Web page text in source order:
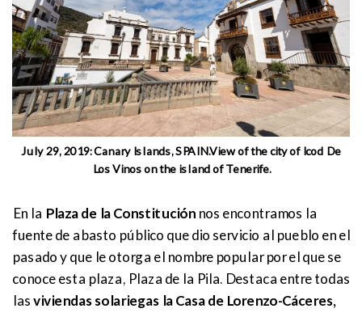
July 29, 2019: Canary Islands, SPAIN.View of the city of Icod De
Los Vinos on the island of Tenerife.
En la Plaza de la Constitución nos encontramos la
fuente de abasto público que dio servicio al pueblo en el
pasado y que le otorga el nombre popular por el que se
conoce esta plaza, Plaza de la Pila. Destaca entre todas
lasviviendas solariegas la Casa de Lorenzo-Cáceres,